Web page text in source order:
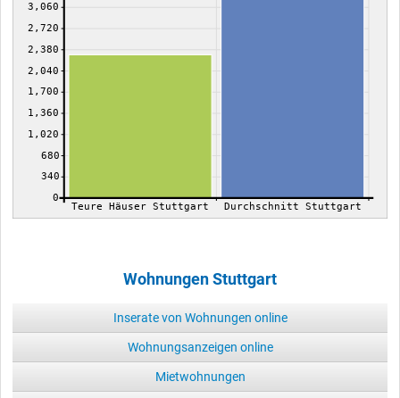
0
340
680
1,020
1,360
1,700
2,040
2,380
2,720
3,060
Teure Häuser Stuttgart Durchschnitt Stuttgart
Wohnungen Stuttgart
Inserate von Wohnungen online
Wohnungsanzeigen online
Mietwohnungen